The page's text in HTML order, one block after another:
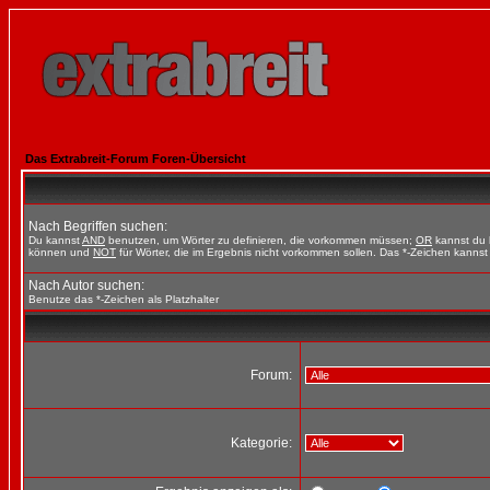
Das Extrabreit-Forum Foren-Übersicht
Nach Begriffen suchen:
Du kannstAND benutzen, um Wörter zu definieren, die vorkommen müssen; OR kannst du
können und NOT für Wörter, die im Ergebnis nicht vorkommen sollen. Das *-Zeichen
Nach Autor suchen:
Benutze das *-Zeichen als Platzhalter
Forum:
Kategorie: